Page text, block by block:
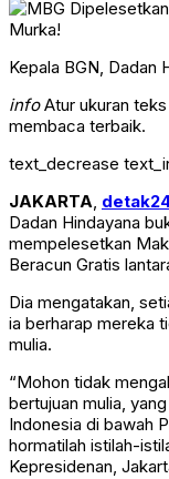
Kepala BGN, Dadan
infoAtur ukuran teks
membaca terbaik.
text_decrease
JAKARTA,
Dadan Hindayana
mempelesetkan
Beracun Gratis
Dia mengatakan,
ia berharap mereka
mulia.
“Mohon tidak
bertujuan mulia,
Indonesia di bawah
hormatilah istilah-
Kepresidenan,